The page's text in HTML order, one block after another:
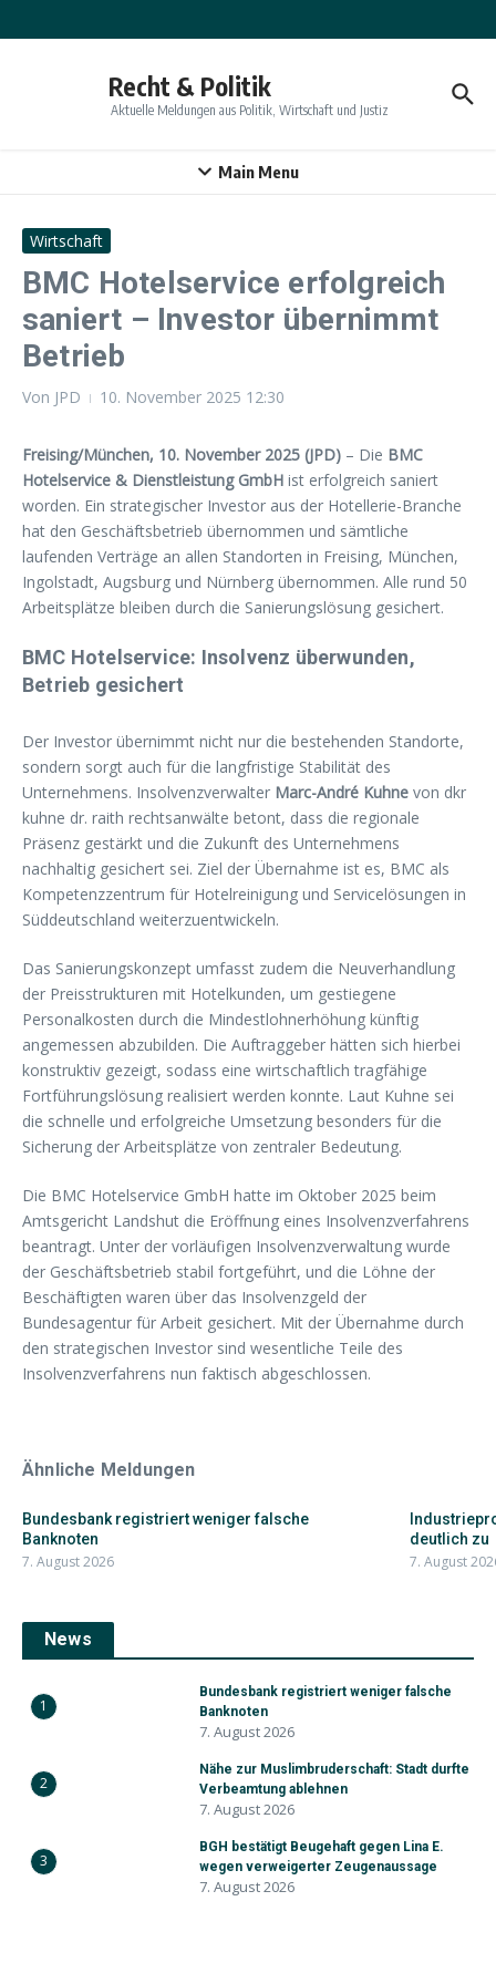
Recht & Politik
Aktuelle Meldungen aus Politik, Wirtschaft und Justiz
Main Menu
Wirtschaft
BMC Hotelservice erfolgreich
saniert – Investor übernimmt
Betrieb
Von JPD 10. November 2025 12:30
Freising/München, 10. November 2025 (JPD) – Die BMC
Hotelservice & Dienstleistung GmbH ist erfolgreich saniert
worden. Ein strategischer Investor aus der Hotellerie-Branche
hat den Geschäftsbetrieb übernommen und sämtliche
laufenden Verträge an allen Standorten in Freising, München,
Ingolstadt, Augsburg und Nürnberg übernommen. Alle rund 50
Arbeitsplätze bleiben durch die Sanierungslösung gesichert.
BMC Hotelservice: Insolvenz überwunden,
Betrieb gesichert
Der Investor übernimmt nicht nur die bestehenden Standorte,
sondern sorgt auch für die langfristige Stabilität des
Unternehmens. Insolvenzverwalter Marc-André Kuhne von dkr
kuhne dr. raith rechtsanwälte betont, dass die regionale
Präsenz gestärkt und die Zukunft des Unternehmens
nachhaltig gesichert sei. Ziel der Übernahme ist es, BMC als
Kompetenzzentrum für Hotelreinigung und Servicelösungen in
Süddeutschland weiterzuentwickeln.
Das Sanierungskonzept umfasst zudem die Neuverhandlung
der Preisstrukturen mit Hotelkunden, um gestiegene
Personalkosten durch die Mindestlohnerhöhung künftig
angemessen abzubilden. Die Auftraggeber hätten sich hierbei
konstruktiv gezeigt, sodass eine wirtschaftlich tragfähige
Fortführungslösung realisiert werden konnte. Laut Kuhne sei
die schnelle und erfolgreiche Umsetzung besonders für die
Sicherung der Arbeitsplätze von zentraler Bedeutung.
Die BMC Hotelservice GmbH hatte im Oktober 2025 beim
Amtsgericht Landshut die Eröffnung eines Insolvenzverfahrens
beantragt. Unter der vorläufigen Insolvenzverwaltung wurde
der Geschäftsbetrieb stabil fortgeführt, und die Löhne der
Beschäftigten waren über das Insolvenzgeld der
Bundesagentur für Arbeit gesichert. Mit der Übernahme durch
den strategischen Investor sind wesentliche Teile des
Insolvenzverfahrens nun faktisch abgeschlossen.
Ähnliche Meldungen
Bundesbank registriert weniger falsche
Banknoten
7. August 2026
deutlich zu
7. August
News
1
Bundesbank registriert weniger falsche
Banknoten
7. August 2026
2
Nähe zur Muslimbruderschaft: Stadt durfte
Verbeamtung ablehnen
7. August 2026
3
BGH bestätigt Beugehaft gegen Lina E.
wegen verweigerter Zeugenaussage
7. August 2026